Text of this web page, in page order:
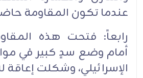
عندما تكون المقاومة
رابعاً: فتحت هذه
أمام وضع سدٍ كبير في
الإسرائيلي، وشكلت إعاقة